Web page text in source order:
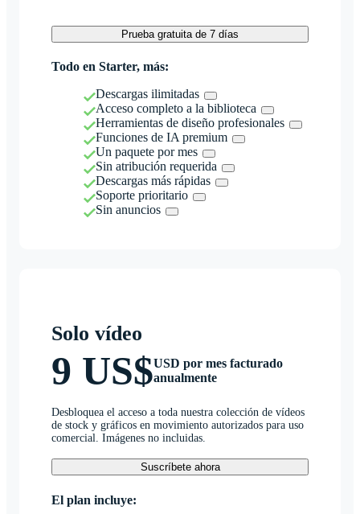
Prueba gratuita de 7 días
Todo en Starter, más:
Descargas ilimitadas
Acceso completo a la biblioteca
Herramientas de diseño profesionales
Funciones de IA premium
Un paquete por mes
Sin atribución requerida
Descargas más rápidas
Soporte prioritario
Sin anuncios
Solo vídeo
9 US$USD por mes facturado
anualmente
Desbloquea el acceso a toda nuestra colección de vídeos
de stock y gráficos en movimiento autorizados para uso
comercial. Imágenes no incluidas.
Suscríbete ahora
El plan incluye: